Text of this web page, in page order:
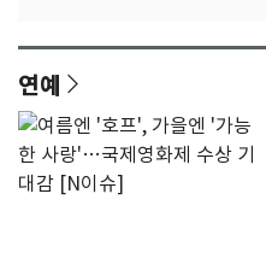
연예